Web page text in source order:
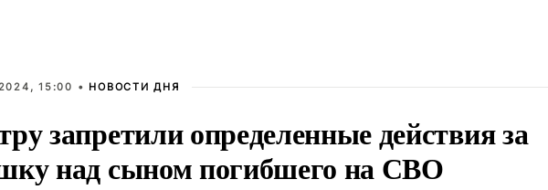
15:00 • НОВОСТИ ДНЯ
запретили определенные действия за
над сыном погибшего на СВО